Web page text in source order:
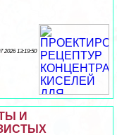
2026 13:19:50
И